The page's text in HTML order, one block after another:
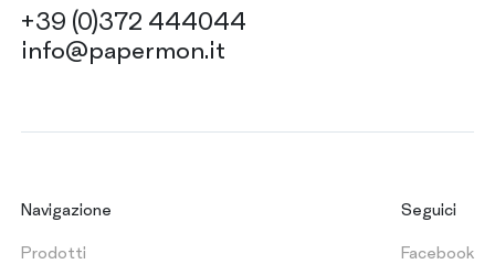
+39 (0)372 444044
info@papermon.it
Navigazione
Prodotti
Seguici
Facebook